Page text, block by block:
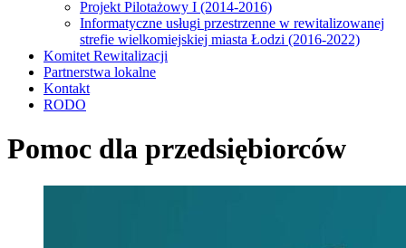
Projekt Pilotażowy I (2014-2016)
Informatyczne usługi przestrzenne w rewitalizowanej
strefie wielkomiejskiej miasta Łodzi (2016-2022)
Komitet Rewitalizacji
Partnerstwa lokalne
Kontakt
RODO
Pomoc dla przedsiębiorców